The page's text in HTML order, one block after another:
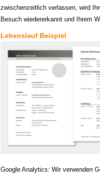
zwischenzeitlich verlassen, wird
Besuch wiedererkannt und Ihrem
Lebenslauf Beispiel
Google Analytics: Wir verwenden